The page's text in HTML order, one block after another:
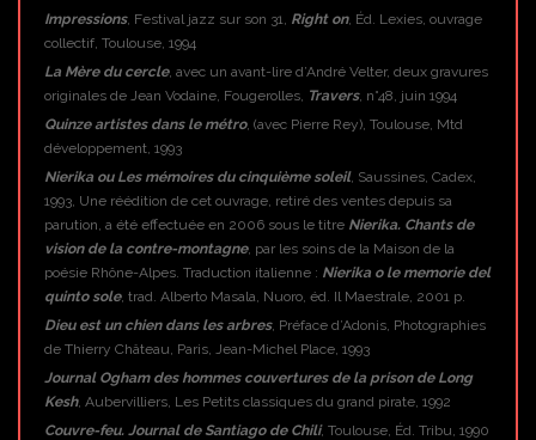
Impressions, Festival jazz sur son 31, Right on, Éd. Lexies, ouvrage
collectif, Toulouse, 1994
La Mère du cercle, avec un avant-lire d’André Velter, deux gravures
originales de Jean Vodaine, Fougerolles, Travers, n°48, juin 1994
Quinze artistes dans le métro, (avec Pierre Rey), Toulouse, Mtd
développement, 1993
Nierika ou Les mémoires du cinquième soleil, Saussines, Cadex,
1993, Une réédition de cet ouvrage, retiré des ventes depuis sa
parution, a été effectuée en 2006 sous le titre Nierika. Chants de
vision de la contre-montagne, par les soins de la Maison de la
poésie Rhône-Alpes. Traduction italienne : Nierika o le memorie del
quinto sole, trad. Alberto Masala, Nuoro, éd. Il Maestrale, 2001 p.
Dieu est un chien dans les arbres, Préface d’Adonis, Photographies
de Thierry Château, Paris, Jean-Michel Place, 1993
Journal Ogham des hommes couvertures de la prison de Long
Kesh, Aubervilliers, Les Petits classiques du grand pirate, 1992
Couvre-feu. Journal de Santiago de Chili, Toulouse, Éd. Tribu, 1990